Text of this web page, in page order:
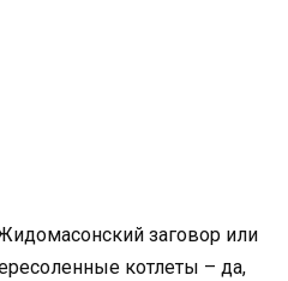
заговор или
котлеты – да,